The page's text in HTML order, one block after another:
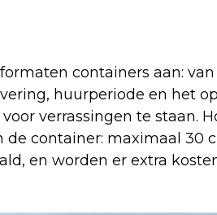
containers aan:
huurperiode en het
verrassingen te staan.
container: maximaal 30
en worden er extra